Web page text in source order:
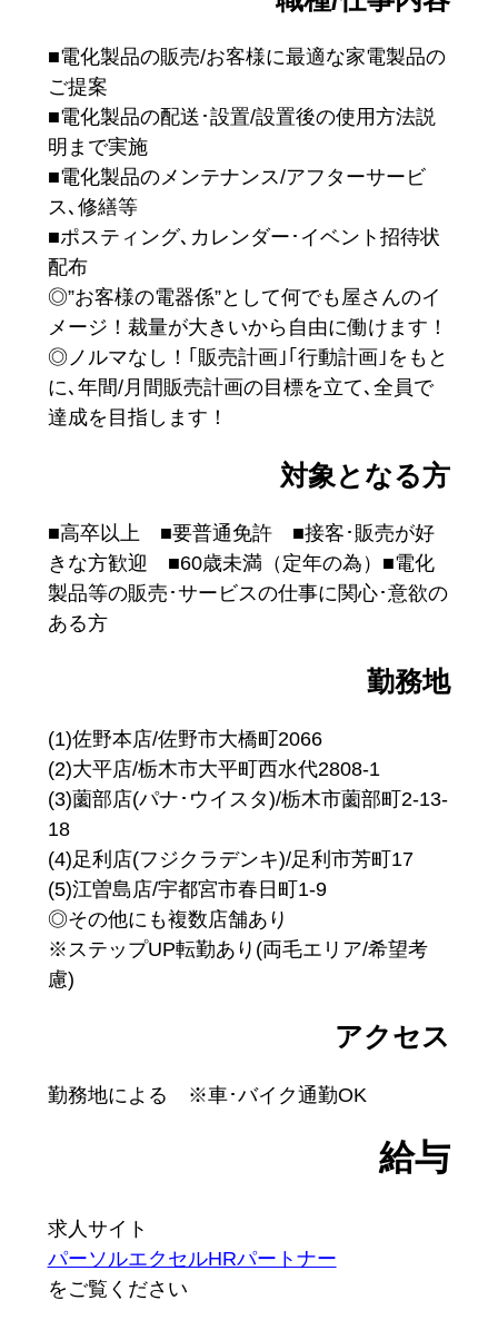
■電化製品の販売/お客様に最適な家電製品の
ご提案
■電化製品の配送･設置/設置後の使用方法説
明まで実施
■電化製品のメンテナンス/アフターサービ
ス､修繕等
■ポスティング､カレンダー･イベント招待状
配布
◎”お客様の電器係”として何でも屋さんのイ
メージ！裁量が大きいから自由に働けます！
◎ノルマなし！｢販売計画｣｢行動計画｣をもと
に､年間/月間販売計画の目標を立て､全員で
達成を目指します！
対象となる方
■高卒以上 ■要普通免許 ■接客･販売が好
きな方歓迎 ■60歳未満（定年の為）■電化
製品等の販売･サービスの仕事に関心･意欲の
ある方
勤務地
(1)佐野本店/佐野市大橋町2066
(2)大平店/栃木市大平町西水代2808-1
(3)薗部店(パナ･ウイスタ)/栃木市薗部町2-13-
18
(4)足利店(フジクラデンキ)/足利市芳町17
(5)江曽島店/宇都宮市春日町1-9
◎その他にも複数店舗あり
※ステップUP転勤あり(両毛エリア/希望考
慮)
アクセス
勤務地による ※車･バイク通勤OK
給与
求人サイト
パーソルエクセルHRパートナー
をご覧ください